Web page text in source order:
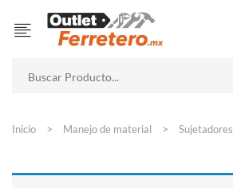
Inicio Manejo de material Sujetadores